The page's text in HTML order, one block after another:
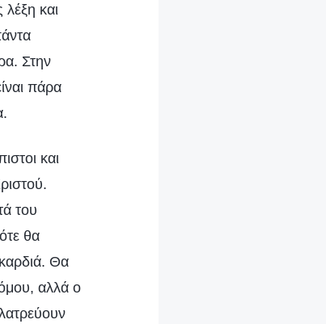
και
Στην
πάρα
και
του
θα
Θα
αλλά ο